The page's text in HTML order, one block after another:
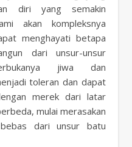
diri yang semakin
akan kompleksnya
menghayati betapa
dari unsur-unsur
jiwa dan
toleran dan dapat
merek dari latar
mulai merasakan
dari unsur batu